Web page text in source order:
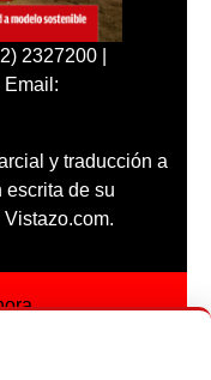
2327200 |
Email:
y traducción a
de su